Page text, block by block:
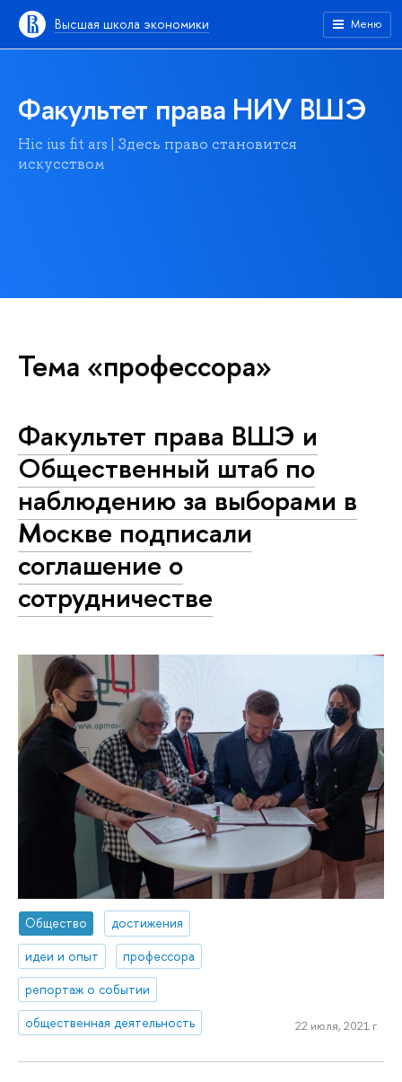
Высшая школа экономики Меню
Факультет права НИУ ВШЭ
Hic ius fit ars | Здесь право становится
искусством
Тема «профессора»
Факультет права ВШЭ и
Общественный штаб по
наблюдению за выборами в
Москве подписали
соглашение о
сотрудничестве
Общество
достижения
идеи и опыт
профессора
репортаж о событии
общественная деятельность
22 июля, 2021 г.